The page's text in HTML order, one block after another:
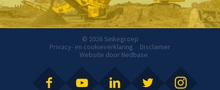
© 2026 Sinkegroep
Privacy- en cookieverklaring
Disclaimer
Website door Nedbase